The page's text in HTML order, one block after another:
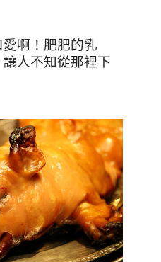
啊！肥肥的乳
人不知從那裡下